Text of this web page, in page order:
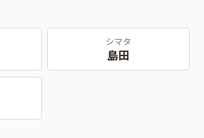
シマタ
島田